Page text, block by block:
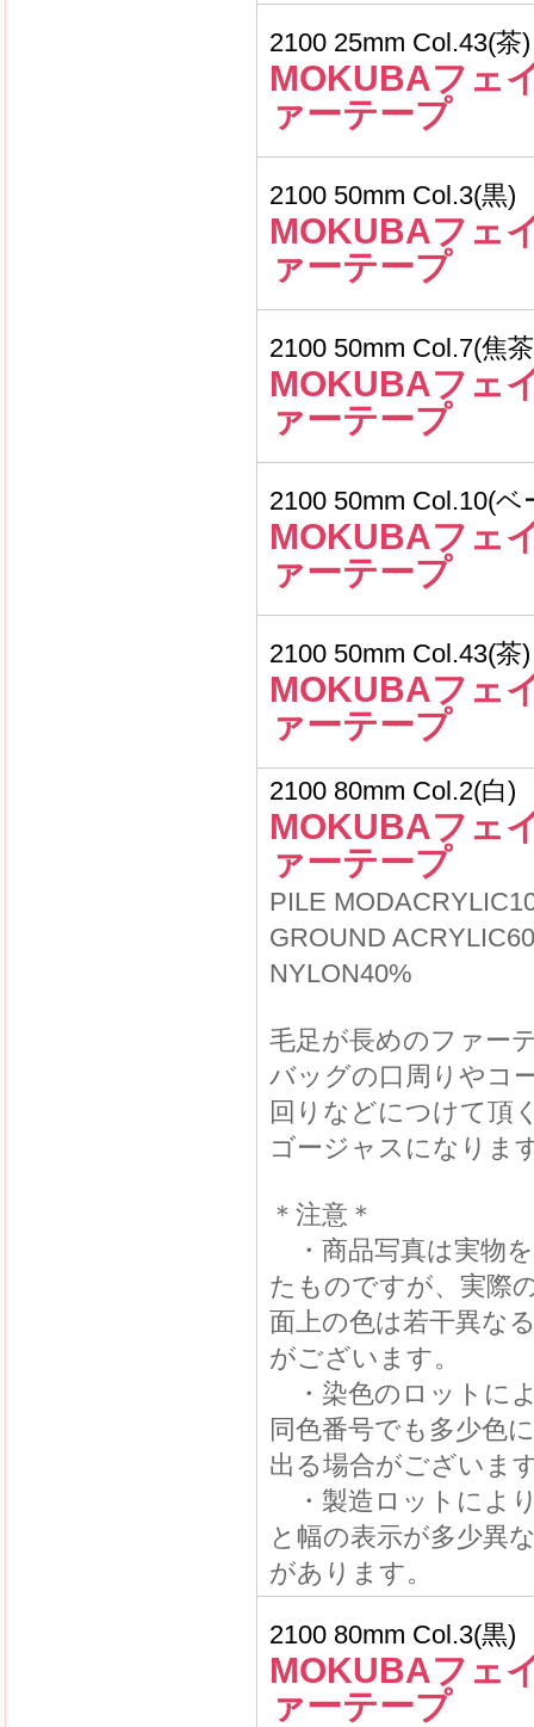
2100 25mm Col.43(茶)
MOKUBAフェ
ァーテープ
2100 50mm Col.3(黒)
MOKUBAフェ
ァーテープ
2100 50mm Col.7(焦
MOKUBAフェ
ァーテープ
2100 50mm Col.10(ベ
MOKUBAフェ
ァーテープ
2100 50mm Col.43(茶)
MOKUBAフェ
ァーテープ
2100 80mm Col.2(白)
MOKUBAフェ
ァーテープ
PILE
GROUND
NYLON40%
毛足が長めのファー
バッグの口周りやコ
回りなどにつけて頂
ゴージャスになりま
＊注意＊
・商品写真は実物
たものですが、実際
面上の色は若干異な
がございます。
・染色のロットに
同色番号でも多少色
出る場合がございま
・製造ロットによ
と幅の表示が多少異
があります。
2100 80mm Col.3(黒)
MOKUBAフェ
ァーテープ